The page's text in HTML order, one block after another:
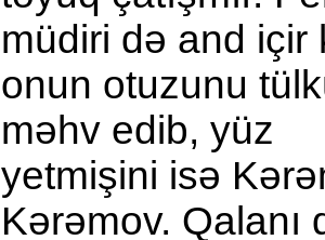
müdiri də and içir
onun otuzunu
məhv edib, yüz
yetmişini isə
Kərəmov. Qalanı